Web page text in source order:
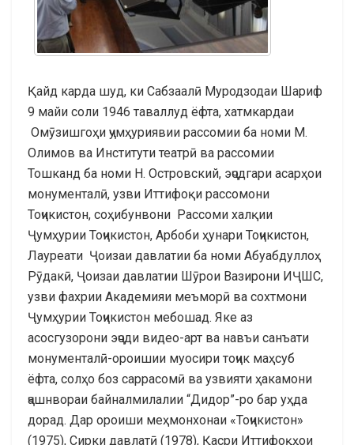
Қайд карда шуд, ки Сабзаалӣ Муродзодаи Шариф
9 майи соли 1946 таваллуд ёфта, хатмкардаи
Омӯзишгоҳи ҷумҳуриявии рассомии ба номи М.
Олимов ва Институти театрӣ ва рассомии
Тошканд ба номи Н. Островский, эҷодгари асарҳои
монументалӣ, узви Иттифоқи рассомони
Тоҷикистон, соҳибунвони Рассоми халқии
Ҷумҳурии Тоҷикистон, Арбоби ҳунари Тоҷикистон,
Лауреати Ҷоизаи давлатии ба номи Абуабдуллоҳ
Рӯдакӣ, Ҷоизаи давлатии Шӯрои Вазирони ИҶШС,
узви фахрии Академияи меъморӣ ва сохтмони
Ҷумҳурии Тоҷикистон мебошад. Яке аз
асосгузорони эҷоди видео-арт ва навъи санъати
монументалӣ-ороишии муосири тоҷик маҳсуб
ёфта, солҳо боз саррасомӣ ва узвияти ҳакамони
ҷашнвораи байналмилалии “Дидор”-ро бар уҳда
дорад. Дар ороиши меҳмонхонаи «Тоҷикистон»
(1975), Сирки давлатӣ (1978), Қасри Иттифоқҳои